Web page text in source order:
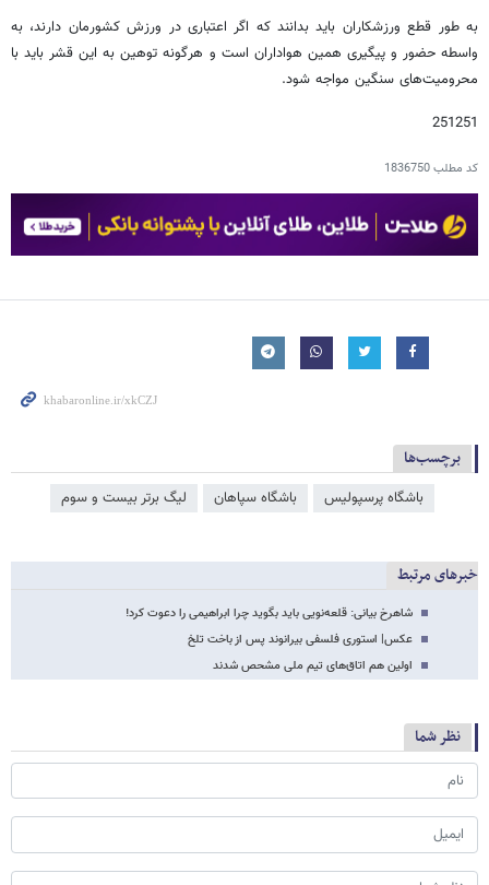
به طور قطع ورزشکاران باید بدانند که اگر اعتباری در ورزش کشورمان دارند، به
واسطه حضور و پیگیری همین هواداران است و هرگونه توهین به این قشر باید با
محرومیت‌های سنگین مواجه شود.
251251
کد مطلب1836750
برچسب‌ها
باشگاه پرسپولیس باشگاه سپاهان لیگ برتر بیست و سوم
خبرهای مرتبط
شاهرخ بیانی: قلعه‌نویی باید بگوید چرا ابراهیمی را دعوت کرد!
عکس| استوری فلسفی بیرانوند پس از باخت تلخ
اولین هم اتاق‌های تیم ملی مشحص شدند
نظر شما